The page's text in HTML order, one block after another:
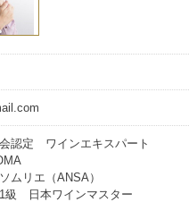
認定 ワインエキスパート
ムリエ（ANSA）
級 日本ワインマスター